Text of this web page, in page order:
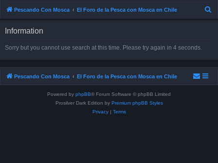
Pescando Con Mosca El Foro de la Pesca con Mosca en Chile
h
Information
Sorry but you cannot use search at this time. Please try again in 4 seconds.
Pescando Con Mosca El Foro de la Pesca con Mosca en Chile
Powered by phpBB® Forum Software © phpBB Limited
Prosilver Dark Edition by Premium phpBB Styles
Privacy| Terms